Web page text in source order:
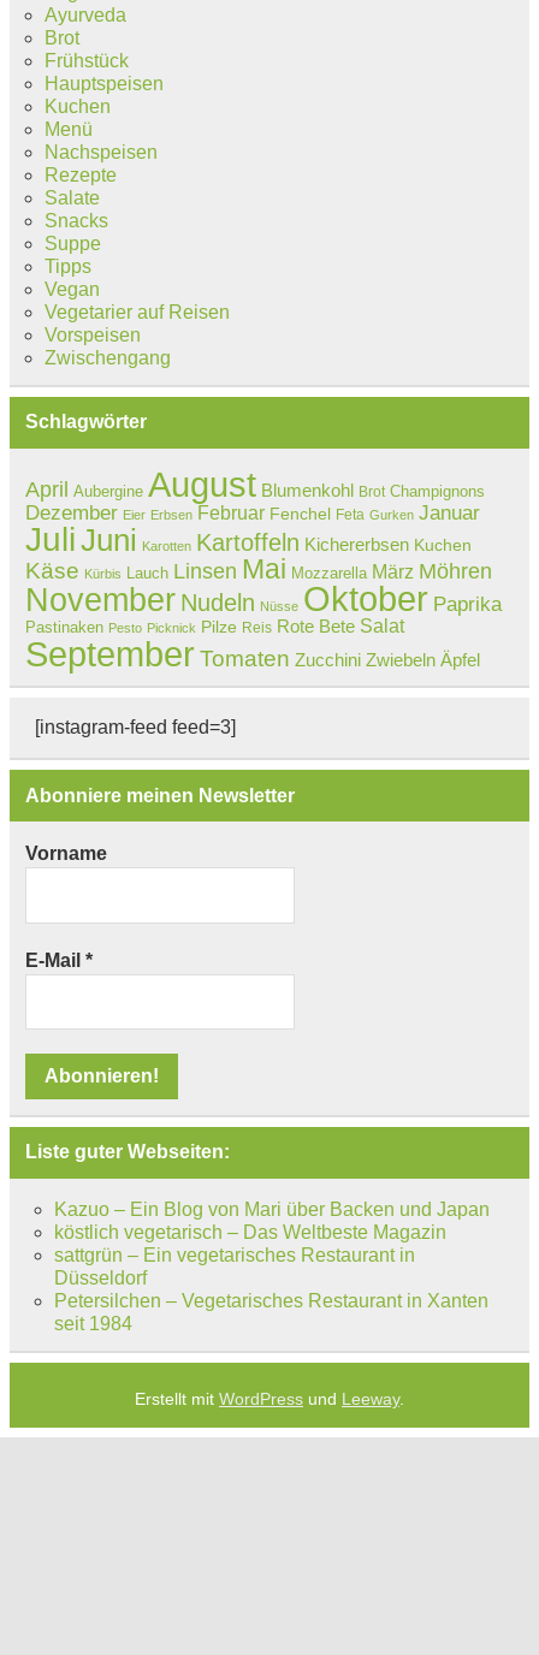
Ayurveda
Brot
Frühstück
Hauptspeisen
Kuchen
Menü
Nachspeisen
Rezepte
Salate
Snacks
Suppe
Tipps
Vegan
Vegetarier auf Reisen
Vorspeisen
Zwischengang
Schlagwörter
April Aubergine August Blumenkohl Brot Champignons
Dezember Eier Erbsen Februar Fenchel Feta Gurken Januar
JuliJuni Karotten Kartoffeln Kichererbsen Kuchen
Käse Kürbis Lauch Linsen Mai Mozzarella März Möhren
November Nudeln Nüsse Oktober Paprika
Pastinaken Pesto Picknick Pilze Reis Rote Bete Salat
September Tomaten Zucchini Zwiebeln Äpfel
[instagram-feed feed=3]
Abonniere meinen Newsletter
Vorname
E-Mail *
Liste guter Webseiten:
Kazuo – Ein Blog von Mari über Backen und Japan
köstlich vegetarisch – Das Weltbeste Magazin
sattgrün – Ein vegetarisches Restaurant in
Düsseldorf
Petersilchen – Vegetarisches Restaurant in Xanten
seit 1984
Erstellt mit WordPress und Leeway.